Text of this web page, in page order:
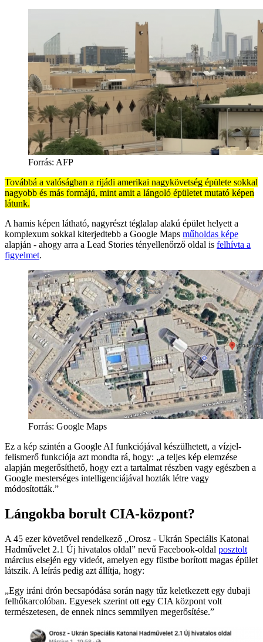
Forrás: AFP
Továbbá a valóságban a rijádi amerikai nagykövetség épülete sokkal
nagyobb és más formájú, mint amit a lángoló épületet mutató képen
látunk.
A hamis képen látható, nagyrészt téglalap alakú épület helyett a
komplexum sokkal kiterjedtebb a Google Maps műholdas képe
alapján - ahogy arra a Lead Stories tényellenőrző oldal is felhívta a
figyelmet.
Forrás: Google Maps
Ez a kép szintén a Google AI funkciójával készülhetett, a vízjel-
felismerő funkciója azt mondta rá, hogy: „a teljes kép elemzése
alapján megerősíthető, hogy ezt a tartalmat részben vagy egészben a
Google mesterséges intelligenciájával hozták létre vagy
módosították.”
Lángokba borult CIA-központ?
A 45 ezer követővel rendelkező „Orosz - Ukrán Speciális Katonai
Hadművelet 2.1 Új hivatalos oldal” nevű Facebook-oldal posztolt
március elsején egy videót, amelyen egy füstbe borított magas épület
látszik. A leírás pedig azt állítja, hogy:
„Egy iráni drón becsapódása során nagy tűz keletkezett egy dubaji
felhőkarcolóban. Egyesek szerint ott egy CIA központ volt
természetesen, de ennek nincs semmilyen megerősítése.”